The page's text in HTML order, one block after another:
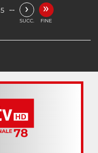
5 … ›
SUCC.
»
FINE